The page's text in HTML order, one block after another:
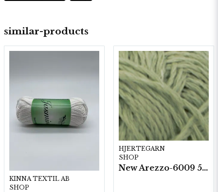
similar-products
KINNA TEXTIL AB
SHOP
HJERTEGARN
SHOP
New Arezzo-6009 50g./nyst. 10 st/fp.